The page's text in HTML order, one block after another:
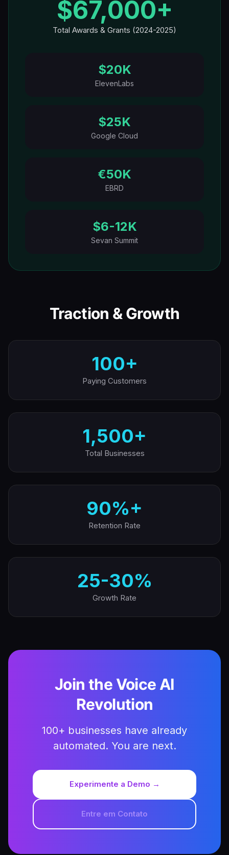
$67,000+
Total Awards & Grants (2024-2025)
$20K
ElevenLabs
$25K
Google Cloud
€50K
EBRD
$6-12K
Sevan Summit
Traction & Growth
100+
Paying Customers
1,500+
Total Businesses
90%+
Retention Rate
25-30%
Growth Rate
Join the Voice AI
Revolution
100+ businesses have already
automated. You are next.
Experimente a Demo →
Entre em Contato